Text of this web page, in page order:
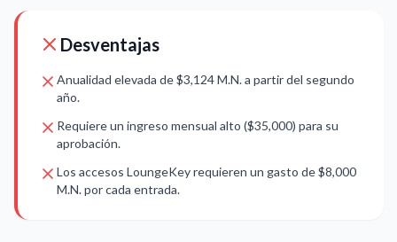
Desventajas
Anualidad elevada de $3,124 M.N. a partir del segundo
año.
Requiere un ingreso mensual alto ($35,000) para su
aprobación.
Los accesos LoungeKey requieren un gasto de $8,000
M.N. por cada entrada.